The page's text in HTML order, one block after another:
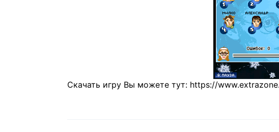
Скачать игру Вы можете тут: https://